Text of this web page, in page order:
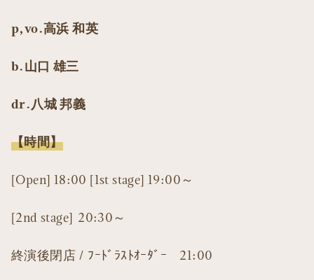
p,vo.高浜 和英
b.山口 雄三
dr.八城 邦義
【時間】
[Open] 18:00 [1st stage] 19:00～
[2nd stage] 20:30～
終演後閉店 / ﾌｰﾄﾞﾗｽﾄｵｰﾀﾞｰ 21:00